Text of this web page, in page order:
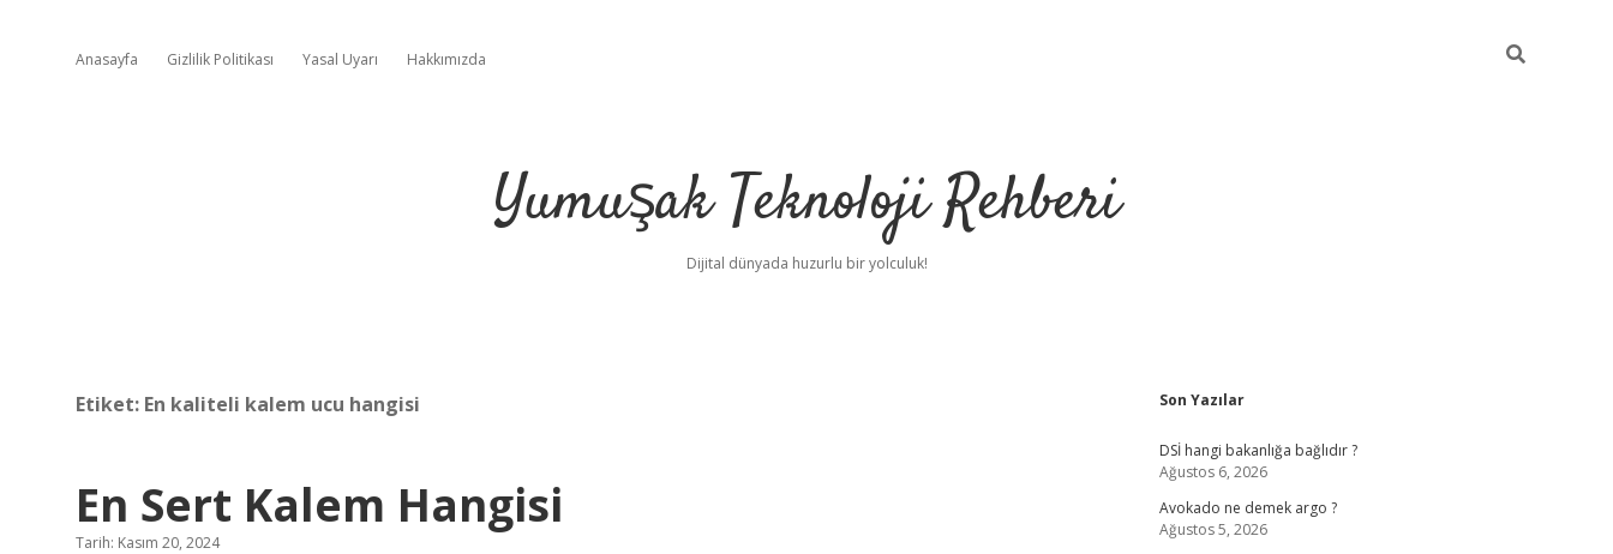
Anasayfa Gizlilik Politikası Yasal Uyarı Hakkımızda
Yumuşak Teknoloji Rehberi
Dijital dünyada huzurlu bir yolculuk!
Etiket: En kaliteli kalem ucu hangisi
En Sert Kalem Hangisi
Tarih: Kasım 20, 2024
Sidebar
Son Yazılar
DSİ hangi bakanlığa bağlıdır ?
Ağustos 6, 2026
Avokado ne demek argo ?
Ağustos 5, 2026